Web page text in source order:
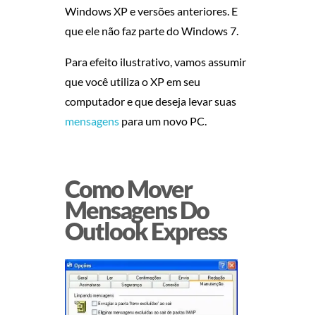
N
S
A
G
N
S
O
Windows XP e versões anteriores. E
que ele não faz parte do Windows 7.
Para efeito ilustrativo, vamos assumir
que você utiliza o XP em seu
computador e que deseja levar suas
mensagenspara um novo PC.
Como Mover
Mensagens Do
Outlook Express